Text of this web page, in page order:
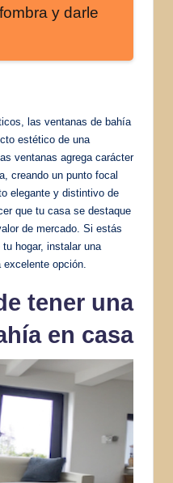
y darle
las ventanas de bahía
estético de una
ventanas agrega carácter
creando un punto focal
elegante y distintivo de
que tu casa se destaque
de mercado. Si estás
hogar, instalar una
opción.
tener una
en casa